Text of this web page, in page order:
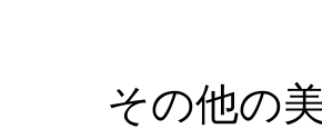
その他の